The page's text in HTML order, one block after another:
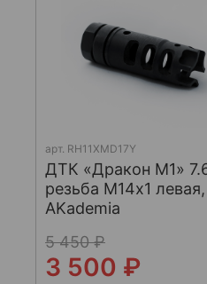
арт. RH11XMD17Y
ДТК «Дракон М1»
резьба М14х1 левая,
AKademia
5 450 ₽
3 500 ₽